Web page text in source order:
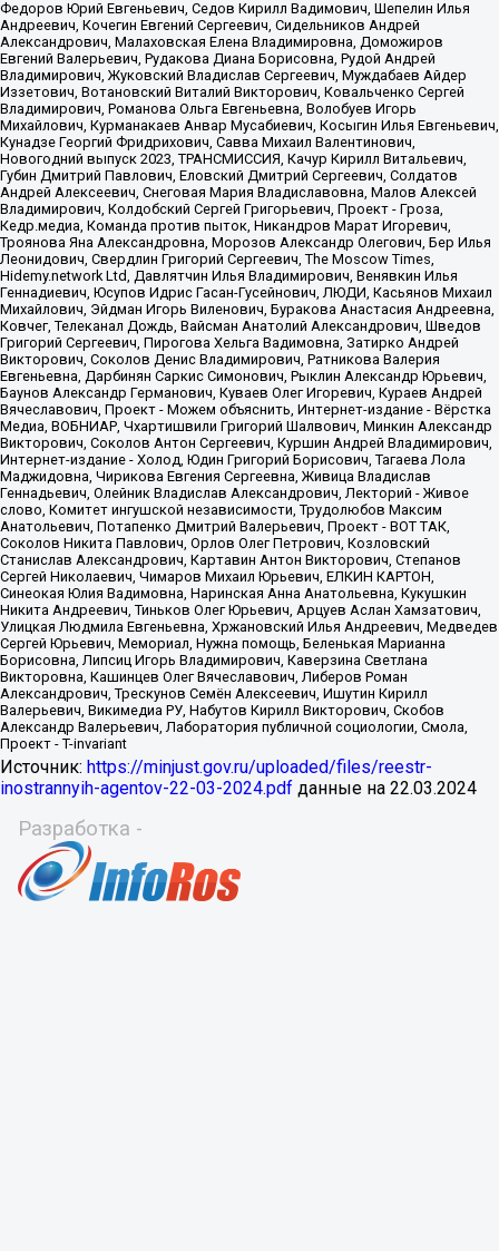
Источник: https://minjust.gov.ru/uploaded/files/reestr-
inostrannyih-agentov-22-03-2024.pdf данные на 22.03.2024
Разработка -